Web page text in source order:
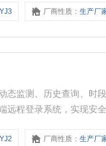
，提供降雨量、风速数
厂商性质：生产厂
态监测、历史查询、时
远程登录系统，实现安
间断运行，实时更新降
厂商性质：生产厂